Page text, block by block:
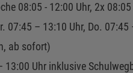
08:05 - 12:00 Uhr, 2x
07:45 – 13:10 Uhr, Do.
ab sofort)
Uhr inklusive